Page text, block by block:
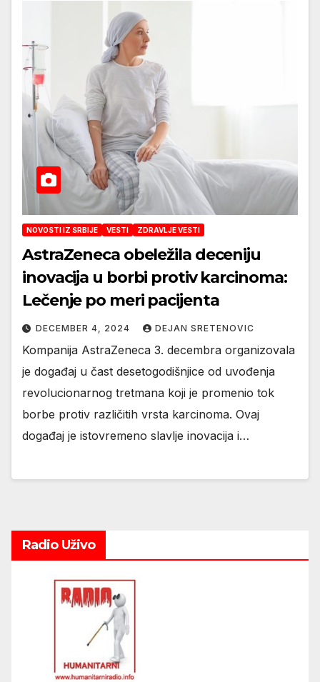
NOVOSTI IZ SRBIJE VESTI ZDRAVLJE VESTI
AstraZeneca obeležila deceniju
inovacija u borbi protiv karcinoma:
Lečenje po meri pacijenta
DECEMBER 4, 2024 DEJAN SRETENOVIC
Kompanija AstraZeneca 3. decembra organizovala
je događaj u čast desetogodišnjice od uvođenja
revolucionarnog tretmana koji je promenio tok
borbe protiv različitih vrsta karcinoma. Ovaj
događaj je istovremeno slavlje inovacija i…
Radio Uživo